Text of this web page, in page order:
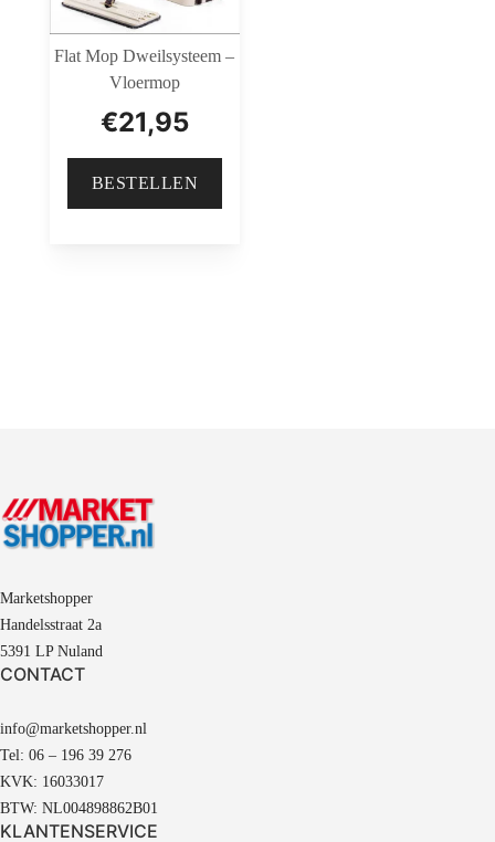
Flat Mop Dweilsysteem –
Vloermop
€21,95
BESTELLEN
Marketshopper
Handelsstraat 2a
5391 LP Nuland
CONTACT
info@marketshopper.nl
Tel: 06 – 196 39 276
KVK: 16033017
BTW: NL004898862B01
KLANTENSERVICE